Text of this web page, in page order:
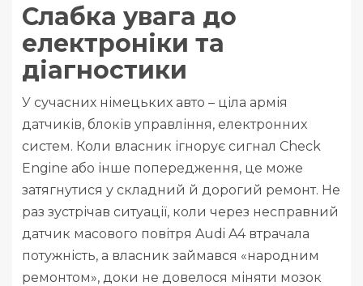
Слабка увага до
електроніки та
діагностики
У сучасних німецьких авто – ціла армія
датчиків, блоків управління, електронних
систем. Коли власник ігнорує сигнал Check
Engine або інше попередження, це може
затягнутися у складний й дорогий ремонт. Не
раз зустрічав ситуації, коли через несправний
датчик масового повітря Audi A4 втрачала
потужність, а власник займався «народним
ремонтом», доки не довелося міняти мозок